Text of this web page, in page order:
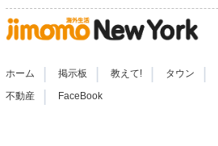
ホーム 掲示板 教えて! タウン
不動産 | FaceBook